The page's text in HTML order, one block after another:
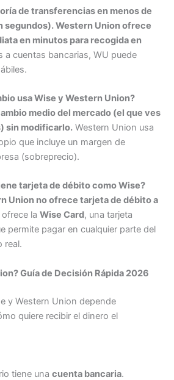
de transferencias en menos de
segundos). Western Union ofrece
en minutos para recogida en
a cuentas bancarias, WU puede
usa Wise y Western Union?
medio del mercado (el que ves
sin modificarlo. Western Union usa
que incluye un margen de
(sobreprecio).
tarjeta de débito como Wise?
Union no ofrece tarjeta de débito a
la Wise Card, una tarjeta
permite pagar en cualquier parte del
real.
Guía de Decisión Rápida 2026
y Western Union depende
quiere recibir el dinero el
tiene una cuenta bancaria.